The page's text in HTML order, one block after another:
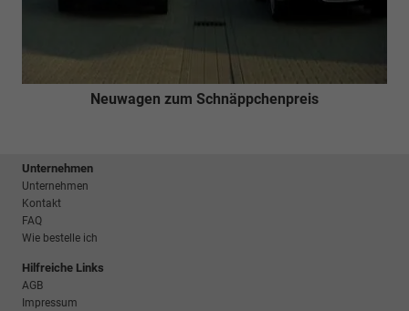
Neuwagen zum Schnäppchenpreis
Unternehmen
Unternehmen
Kontakt
FAQ
Wie bestelle ich
Hilfreiche Links
AGB
Impressum